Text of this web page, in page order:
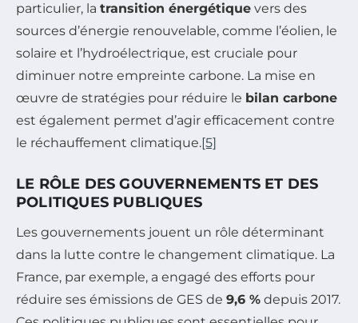
particulier, la transition énergétique vers des
sources d’énergie renouvelable, comme l’éolien, le
solaire et l’hydroélectrique, est cruciale pour
diminuer notre empreinte carbone. La mise en
œuvre de stratégies pour réduire le bilan carbone
est également permet d’agir efficacement contre
le réchauffement climatique.[5]
LE RÔLE DES GOUVERNEMENTS ET DES
POLITIQUES PUBLIQUES
Les gouvernements jouent un rôle déterminant
dans la lutte contre le changement climatique. La
France, par exemple, a engagé des efforts pour
réduire ses émissions de GES de 9,6 % depuis 2017.